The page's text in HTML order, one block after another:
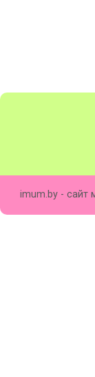
imum.by - сайт